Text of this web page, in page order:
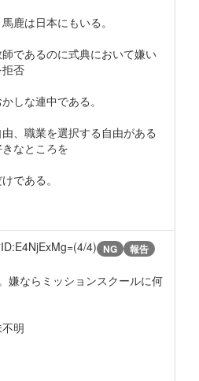
鹿は日本にもいる。
であるのに式典において嫌い
否
しな連中である。
、職業を選択する自由がある
なところを
である。
ID:E4NjExMg=(4/4) NG 報告
嫌ならミッションスクールに何
明